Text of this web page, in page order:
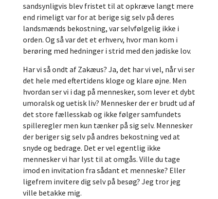
sandsynligvis blev fristet til at opkræve langt mere
end rimeligt var for at berige sig selv på deres
landsmænds bekostning, var selvfølgelig ikke i
orden. Og så var det et erhverv, hvor man kom i
berøring med hedninger i strid med den jødiske lov.
Har vi så ondt af Zakæus? Ja, det har vi vel, når vi ser
det hele med eftertidens kloge og klare øjne. Men
hvordan ser vi i dag på mennesker, som lever et dybt
umoralsk og uetisk liv? Mennesker der er brudt ud af
det store fællesskab og ikke følger samfundets
spilleregler men kun tænker på sig selv. Mennesker
der beriger sig selv på andres bekostning ved at
snyde og bedrage. Det er vel egentlig ikke
mennesker vi har lyst til at omgås. Ville du tage
imod en invitation fra sådant et menneske? Eller
ligefrem invitere dig selv på besøg? Jeg tror jeg
ville betakke mig.